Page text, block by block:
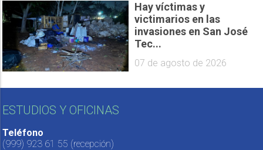
Hay víctimas y
victimarios en las
invasiones en San José
Tec...
07 de agosto de 2026
ESTUDIOS Y OFICINAS
Teléfono
(999) 923 61 55 (recepción)